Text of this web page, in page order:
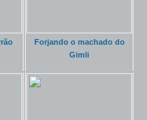
Forjando o machado do
Gimli